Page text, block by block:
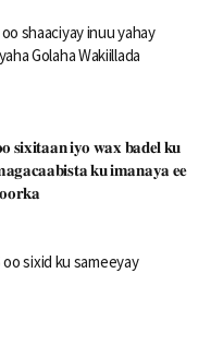
shaaciyay inuu yahay
Golaha Wakiillada
𝐬𝐢𝐱𝐢𝐭𝐚𝐚𝐧 𝐢𝐲𝐨 𝐰𝐚𝐱 𝐛𝐚𝐝𝐞𝐥 𝐤𝐮
𝐤𝐮 𝐢𝐦𝐚𝐧𝐚𝐲𝐚 𝐞𝐞
oo sixid ku sameeyay